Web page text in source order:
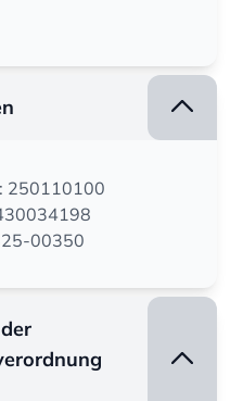
250110100
00350